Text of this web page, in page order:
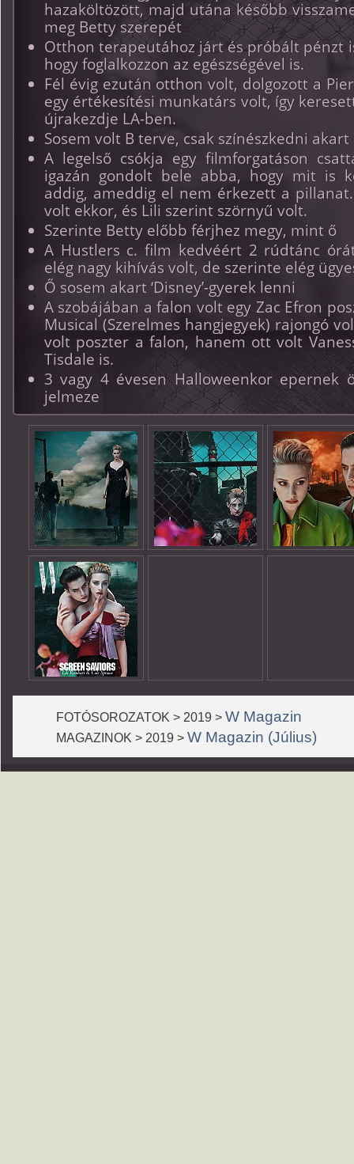
hazaköltözött, majd utána később
meg Betty szerepét
Otthon terapeutához járt és próbált pénzt
hogy foglalkozzon az egészségével is.
Fél évig ezután otthon volt, dolgozott a
egy értékesítési munkatárs volt, így
újrakezdje LA-ben.
Sosem volt B terve, csak színészkedni akart
A legelső csókja egy filmforgatáson
igazán gondolt bele abba, hogy mit is
addig, ameddig el nem érkezett a
volt ekkor, és Lili szerint szörnyű volt.
Szerinte Betty előbb férjhez megy, mint ő
A Hustlers c. film kedvéért 2 rúdtánc
elég nagy kihívás volt, de szerinte elég
Ő sosem akart ‘Disney’-gyerek lenni
A szobájában a falon volt egy Zac Efron
Musical (Szerelmes hangjegyek) rajongó
volt poszter a falon, hanem ott volt
Tisdale is.
3 vagy 4 évesen Halloweenkor epernek
jelmeze
FOTÓSOROZATOK > 2019 > W Magazin
MAGAZINOK > 2019 > W Magazin (Július)